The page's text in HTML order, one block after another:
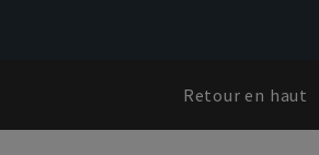
Retour en haut